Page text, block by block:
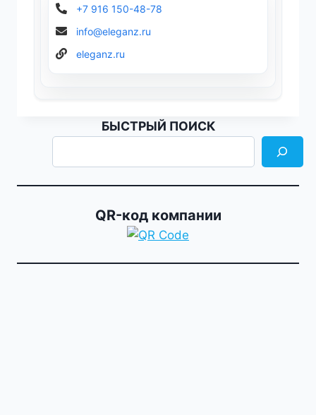
+7 916 150-48-78
info@eleganz.ru
eleganz.ru
БЫСТРЫЙ ПОИСК
QR-код компании